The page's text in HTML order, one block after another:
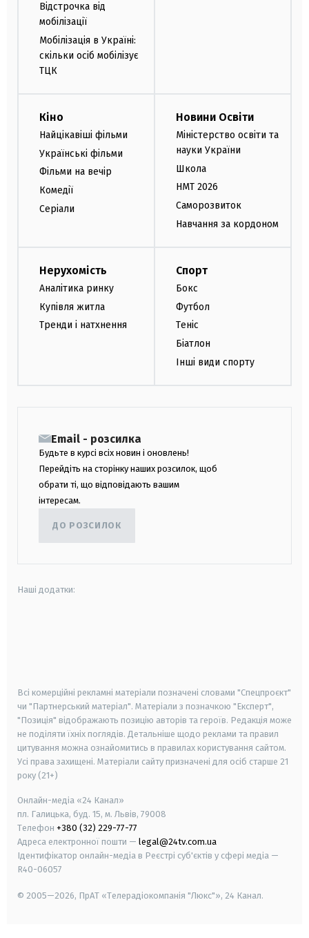
Відстрочка від
мобілізації
Мобілізація в Україні:
скільки осіб мобілізує
ТЦК
Кіно
Найцікавіші фільми
Українські фільми
Фільми на вечір
Комедії
Серіали
Новини Освіти
Міністерство освіти та
науки України
Школа
НМТ 2026
Саморозвиток
Навчання за кордоном
Нерухомість
Аналітика ринку
Купівля житла
Тренди і натхнення
Спорт
Бокс
Футбол
Теніс
Біатлон
Інші види спорту
Email - розсилка
Будьте в курсі всіх новин і оновлень!
Перейдіть на сторінку наших розсилок, щоб
обрати ті, що відповідають вашим
інтересам.
ДО РОЗСИЛОК
Наші додатки:
Всі комерційні рекламні матеріали позначені словами "Спецпроєкт"
чи "Партнерський матеріал". Матеріали з позначкою "Експерт",
"Позиція" відображають позицію авторів та героїв. Редакція може
не поділяти їхніх поглядів. Детальніше щодо реклами та правил
цитування можна ознайомитись в правилах користування сайтом.
Усі права захищені. Матеріали сайту призначені для осіб старше 21
року (21+)
Онлайн-медіа «24 Канал»
пл. Галицька, буд. 15, м. Львів, 79008
Телефон +380 (32) 229-77-77
Адреса електронної пошти — legal@24tv.com.ua
Ідентифікатор онлайн-медіа в Реєстрі суб'єктів у сфері медіа —
R40-06057
© 2005—2026, ПрАТ «Телерадіокомпанія "Люкс"», 24 Канал.